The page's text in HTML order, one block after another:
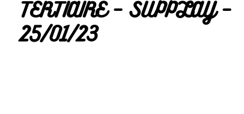
TERTIAIRE – SUPPLAY –
25/01/23